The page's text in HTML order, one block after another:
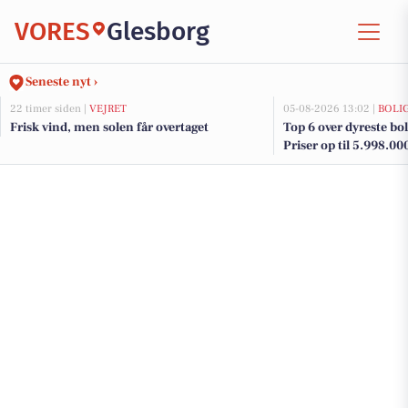
VORES Glesborg
Seneste nyt ›
22 timer siden | VEJRET
Frisk vind, men solen får overtaget
05-08-2026 13:02 |
Top 6 over dyreste
Priser op til